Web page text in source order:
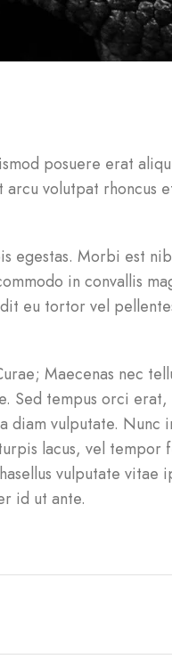
posuere erat
volutpat rhoncus
egestas. Morbi est
in convallis
eu tortor vel
Maecenas nec
Sed tempus orci erat,
diam vulputate. Nunc
lacus, vel tempor
vulputate vitae
id ut ante.